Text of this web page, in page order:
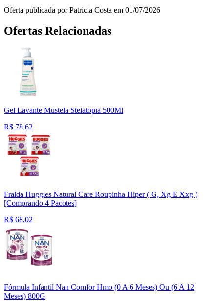
Oferta publicada por Patricia Costa em 01/07/2026
Ofertas Relacionadas
Gel Lavante Mustela Stelatopia 500Ml
R$ 78,62
Fralda Huggies Natural Care Roupinha Hiper ( G, Xg E Xxg )
[Comprando 4 Pacotes]
R$ 68,02
Fórmula Infantil Nan Comfor Hmo (0 A 6 Meses) Ou (6 A 12
Meses) 800G